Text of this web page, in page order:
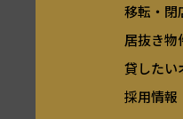
移転・閉
居抜き物
貸したい
採用情報